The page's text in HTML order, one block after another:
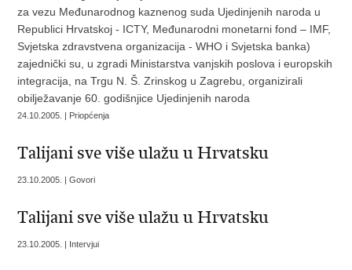
za vezu Međunarodnog kaznenog suda Ujedinjenih naroda u
Republici Hrvatskoj - ICTY, Međunarodni monetarni fond – IMF,
Svjetska zdravstvena organizacija - WHO i Svjetska banka)
zajednički su, u zgradi Ministarstva vanjskih poslova i europskih
integracija, na Trgu N. Š. Zrinskog u Zagrebu, organizirali
obilježavanje 60. godišnjice Ujedinjenih naroda
24.10.2005. | Priopćenja
Talijani sve više ulažu u Hrvatsku
23.10.2005. | Govori
Talijani sve više ulažu u Hrvatsku
23.10.2005. | Intervjui